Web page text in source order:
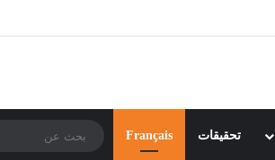
تحقيقات Français